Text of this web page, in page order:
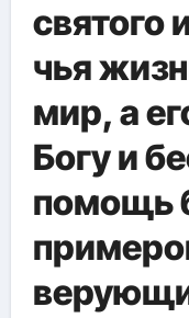
святого
чья
мир, а
Богу и
помощь